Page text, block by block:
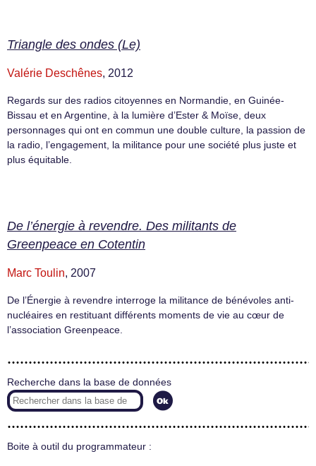
Triangle des ondes (Le)
Valérie Deschênes, 2012
Regards sur des radios citoyennes en Normandie, en Guinée-
Bissau et en Argentine, à la lumière d’Ester & Moïse, deux
personnages qui ont en commun une double culture, la passion de
la radio, l’engagement, la militance pour une société plus juste et
plus équitable.
De l’énergie à revendre. Des militants de
Greenpeace en Cotentin
Marc Toulin, 2007
De l’Énergie à revendre interroge la militance de bénévoles anti-
nucléaires en restituant différents moments de vie au cœur de
l’association Greenpeace.
Recherche dans la base de données
Boite à outil du programmateur :